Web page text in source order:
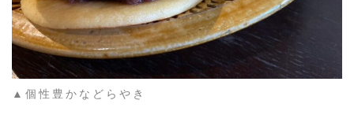
▲個性豊かなどらやき